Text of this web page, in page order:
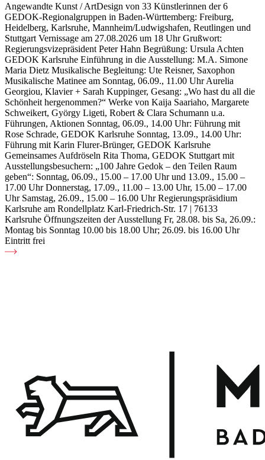
Angewandte Kunst / ArtDesign von 33 Künstlerinnen der 6
GEDOK-Regionalgruppen in Baden-Württemberg: Freiburg,
Heidelberg, Karlsruhe, Mannheim/Ludwigshafen, Reutlingen und
Stuttgart Vernissage am 27.08.2026 um 18 Uhr Grußwort:
Regierungsvizepräsident Peter Hahn Begrüßung: Ursula Achten
GEDOK Karlsruhe Einführung in die Ausstellung: M.A. Simone
Maria Dietz Musikalische Begleitung: Ute Reisner, Saxophon
Musikalische Matinee am Sonntag, 06.09., 11.00 Uhr Aurelia
Georgiou, Klavier + Sarah Kuppinger, Gesang: „Wo hast du all die
Schönheit hergenommen?“ Werke von Kaija Saariaho, Margarete
Schweikert, György Ligeti, Robert & Clara Schumann u.a.
Führungen, Aktionen Sonntag, 06.09., 14.00 Uhr: Führung mit
Rose Schrade, GEDOK Karlsruhe Sonntag, 13.09., 14.00 Uhr:
Führung mit Karin Flurer-Brünger, GEDOK Karlsruhe
Gemeinsames Aufdröseln Rita Thoma, GEDOK Stuttgart mit
Ausstellungsbesuchern: „100 Jahre Gedok – den Teilen Raum
geben“: Sonntag, 06.09., 15.00 – 17.00 Uhr und 13.09., 15.00 –
17.00 Uhr Donnerstag, 17.09., 11.00 – 13.00 Uhr, 15.00 – 17.00
Uhr Samstag, 26.09., 15.00 – 16.00 Uhr Regierungspräsidium
Karlsruhe am Rondellplatz Karl-Friedrich-Str. 17 | 76133
Karlsruhe Öffnungszeiten der Ausstellung Fr, 28.08. bis Sa, 26.09.:
Montag bis Sonntag 10.00 bis 18.00 Uhr; 26.09. bis 16.00 Uhr
Eintritt frei